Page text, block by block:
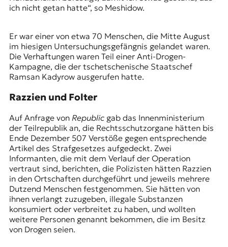
ich nicht getan hatte“, so Meshidow.
Er war einer von etwa 70 Menschen, die Mitte August
im hiesigen Untersuchungsgefängnis gelandet waren.
Die Verhaftungen waren Teil einer Anti-Drogen-
Kampagne, die der tschetschenische Staatschef
Ramsan Kadyrowausgerufen hatte.
Razzien und Folter
Auf Anfrage von Republicgab das Innenministerium
der Teilrepublik an, die Rechtsschutzorgane hätten bis
Ende Dezember 507 Verstöße gegen entsprechende
Artikel des Strafgesetzes aufgedeckt. Zwei
Informanten, die mit dem Verlauf der Operation
vertraut sind, berichten, die Polizisten hätten Razzien
in den Ortschaften durchgeführt und jeweils mehrere
Dutzend Menschen festgenommen. Sie hätten von
ihnen verlangt zuzugeben, illegale Substanzen
konsumiert oder verbreitet zu haben, und wollten
weitere Personen genannt bekommen, die im Besitz
von Drogen seien.